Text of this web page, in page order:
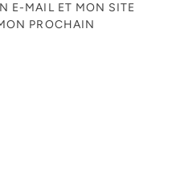
E-MAIL ET MON SITE
PROCHAIN